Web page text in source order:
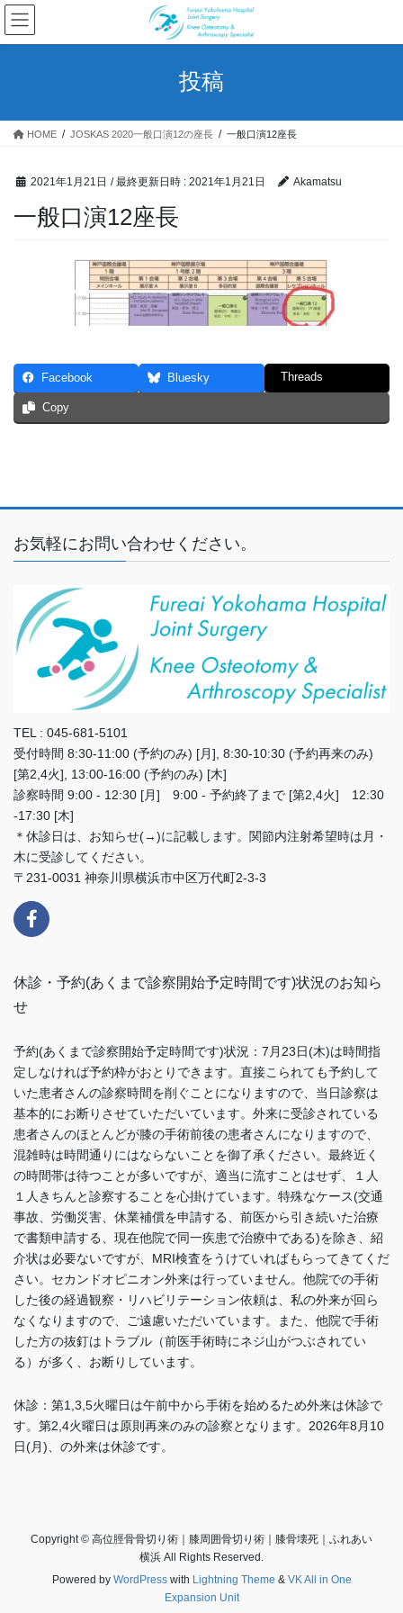
コ
ン
テ
ス
ナ
ビ
ゲ
ン
投稿
HOME JOSKAS 2020一般口演12の座長 一般口演12座長
2021年1月21日 / 最終更新日時 : 2021年1月21日 Akamatsu
一般口演12座長
Facebook Bluesky Threads
Copy
お気軽にお問い合わせください。
TEL : 045-681-5101
受付時間 8:30-11:00 (予約のみ) [月], 8:30-10:30 (予約再来のみ)
[第2,4火], 13:00-16:00 (予約のみ) [木]
診察時間 9:00 - 12:30 [月] 9:00 - 予約終了まで [第2,4火] 12:30
-17:30 [木]
＊休診日は、お知らせ(→)に記載します。関節内注射希望時は月・
木に受診してください。
〒231-0031 神奈川県横浜市中区万代町2-3-3
休診・予約(あくまで診察開始予定時間です)状況のお知ら
せ
予約(あくまで診察開始予定時間です)状況：7月23日(木)は時間指
定しなければ予約枠がおとりできます。直接こられても予約して
いた患者さんの診察時間を削ぐことになりますので、当日診察は
基本的にお断りさせていただいています。外来に受診されている
患者さんのほとんどが膝の手術前後の患者さんになりますので、
混雑時は時間通りにはならないことを御了承ください。最終近く
の時間帯は待つことが多いですが、適当に流すことはせず、１人
１人きちんと診察することを心掛けています。特殊なケース(交通
事故、労働災害、休業補償を申請する、前医から引き続いた治療
で書類申請する、現在他院で同一疾患で治療中である)を除き、紹
介状は必要ないですが、MRI検査をうけていればもらってきてくだ
さい。セカンドオピニオン外来は行っていません。他院での手術
した後の経過観察・リハビリテーション依頼は、私の外来が回ら
なくなりますので、ご遠慮いただいています。また、他院で手術
した方の抜釘はトラブル（前医手術時にネジ山がつぶされてい
る）が多く、お断りしています。
休診：第1,3,5火曜日は午前中から手術を始めるため外来は休診で
す。 第2,4火曜日は原則再来のみの診察となります。2026年8月10
日(月)、の外来は休診です。
Copyright © 高位脛骨骨切り術｜膝周囲骨切り術｜膝骨壊死｜ふれあい
横浜 All Rights Reserved.
Powered by WordPresswith Lightning Theme & VK All in One
Expansion Unit